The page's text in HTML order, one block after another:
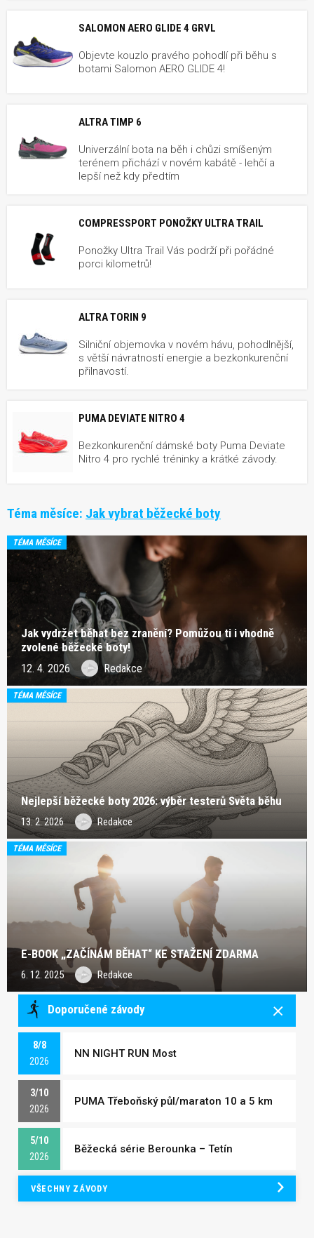
SALOMON AERO GLIDE 4 GRVL
Objevte kouzlo pravého pohodlí při běhu s
botami Salomon AERO GLIDE 4!
ALTRA TIMP 6
Univerzální bota na běh i chůzi smíšeným
terénem přichází v novém kabátě - lehčí a
lepší než kdy předtím
COMPRESSPORT PONOŽKY ULTRA TRAIL
Ponožky Ultra Trail Vás podrží při pořádné
porci kilometrů!
ALTRA TORIN 9
Silniční objemovka v novém hávu, pohodlnější,
s větší návratností energie a bezkonkurenční
přilnavostí.
PUMA DEVIATE NITRO 4
Bezkonkurenční dámské boty Puma Deviate
Nitro 4 pro rychlé tréninky a krátké závody.
Téma měsíce: Jak vybrat běžecké boty
TÉMA MĚSÍCE
Jak vydržet běhat bez zranění? Pomůžou ti i vhodně
zvolené běžecké boty!
12. 4. 2026 Redakce
TÉMA MĚSÍCE
Nejlepší běžecké boty 2026: výběr testerů Světa běhu
13. 2. 2026 Redakce
TÉMA MĚSÍCE
E-BOOK „ZAČÍNÁM BĚHAT“ KE STAŽENÍ ZDARMA
6. 12. 2025 Redakce
Doporučené závody
8/8
2026
NN NIGHT RUN Most
3/10
2026
PUMA Třeboňský půl/maraton 10 a 5 km
5/10
2026
Běžecká série Berounka – Tetín
VŠECHNY ZÁVODY